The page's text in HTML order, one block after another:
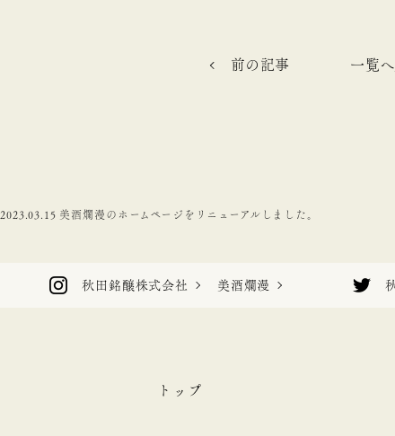
前の記事 一覧
2023.03.15 美酒爛漫のホームページをリニューアルしました。
秋田銘醸株式会社 美酒爛漫
トップ